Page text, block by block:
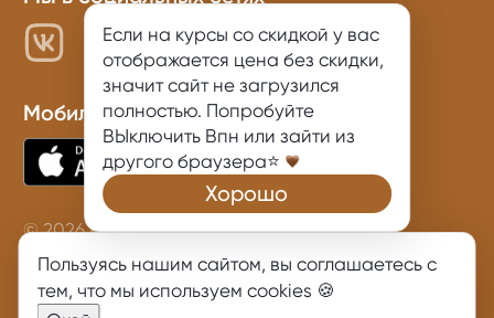
Мобильное приложение
© 2026 KarinaKino
Политика конфиденциальности
Договор оферты
Пользуясь нашим сайтом, вы соглашаетесь с
тем, что мы используем cookies 🍪
Если на курсы со скидкой у вас
отображается цена без скидки,
значит сайт не загрузился
полностью. Попробуйте
ВЫключить Впн или зайти из
другого браузера⭐
Хорошо